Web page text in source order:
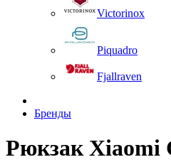
Victorinox
Piquadro
Fjallraven
Бренды
Рюкзак Xiaomi